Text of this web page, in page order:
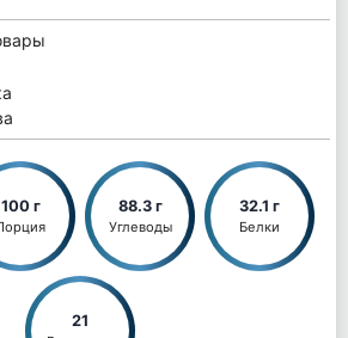
100 г 88.3 г
Углеводы
32.1 г
Белки
21